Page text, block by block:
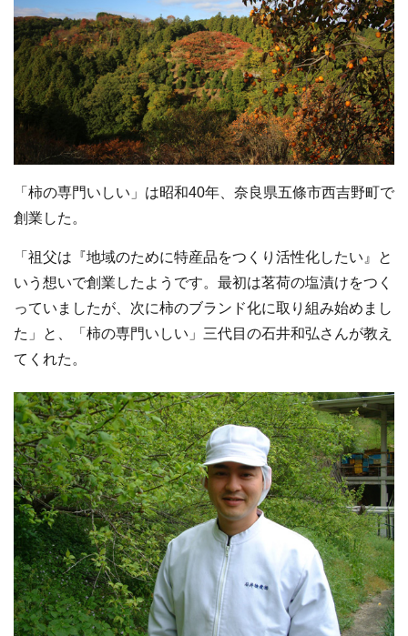
「柿の専門いしい」は昭和40年、奈良県五條市西吉野町で
創業した。
「祖父は『地域のために特産品をつくり活性化したい』と
いう想いで創業したようです。最初は茗荷の塩漬けをつく
っていましたが、次に柿のブランド化に取り組み始めまし
た」と、「柿の専門いしい」三代目の石井和弘さんが教え
てくれた。